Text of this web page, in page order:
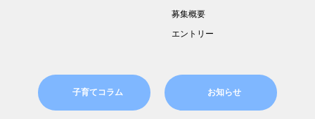
募集概要
エントリー
子育てコラム お知らせ